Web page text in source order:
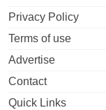
Privacy Policy
Terms of use
Advertise
Contact
Quick Links